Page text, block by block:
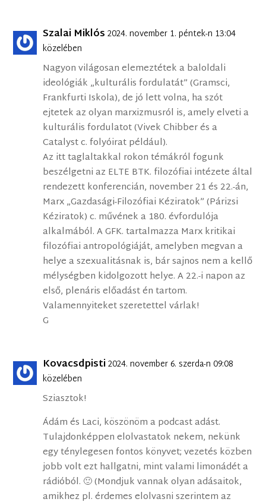
Szalai Miklós 2024. november 1. péntek-n 13:04
közelében
Nagyon világosan elemeztétek a baloldali
ideológiák „kulturális fordulatát” (Gramsci,
Frankfurti Iskola), de jó lett volna, ha szót
ejtetek az olyan marxizmusról is, amely elveti a
kulturális fordulatot (Vivek Chibber és a
Catalyst c. folyóirat például).
Az itt taglaltakkal rokon témákról fogunk
beszélgetni az ELTE BTK. filozófiai intézete által
rendezett konferencián, november 21 és 22.-án,
Marx „Gazdasági-Filozófiai Kéziratok” (Párizsi
Kéziratok) c. művének a 180. évfordulója
alkalmából. A GFK. tartalmazza Marx kritikai
filozófiai antropológiáját, amelyben megvan a
helye a szexualitásnak is, bár sajnos nem a kellő
mélységben kidolgozott helye. A 22.-i napon az
első, plenáris előadást én tartom.
Valamennyiteket szeretettel várlak!
G
Kovacsdpisti2024. november 6. szerda-n 09:08
közelében
Sziasztok!
Ádám és Laci, köszönöm a podcast adást.
Tulajdonképpen elolvastatok nekem, nekünk
egy ténylegesen fontos könyvet; vezetés közben
jobb volt ezt hallgatni, mint valami limonádét a
rádióból. 🙂 (Mondjuk vannak olyan adásaitok,
amikhez pl. érdemes elolvasni szerintem az